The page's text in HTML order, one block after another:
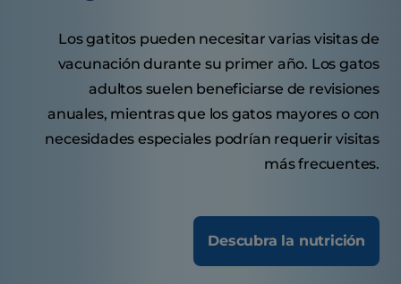
Los gatitos pueden necesitar varias visitas de
vacunación durante su primer año. Los gatos
adultos suelen beneficiarse de revisiones
anuales, mientras que los gatos mayores o con
necesidades especiales podrían requerir visitas
más frecuentes.
Descubra la nutrición